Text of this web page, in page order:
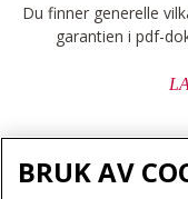
Du finner generelle
garantien i pdf-
BRUK AV